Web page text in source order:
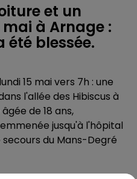
et un
à Arnage :
été blessée.
15 mai vers 7h : une
l'allée des Hibiscus à
de 18 ans,
jusqu'à l'hôpital
du Mans-Degré